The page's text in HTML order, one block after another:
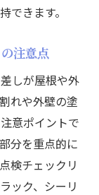
できます。
注意点
しが屋根や外
れや外壁の塗
意ポイントで
分を重点的に
検チェックリ
ック、シーリ